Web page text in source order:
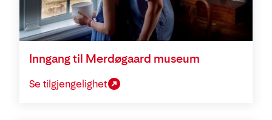
Inngang til Merdøgaard museum
Se tilgjengelighet